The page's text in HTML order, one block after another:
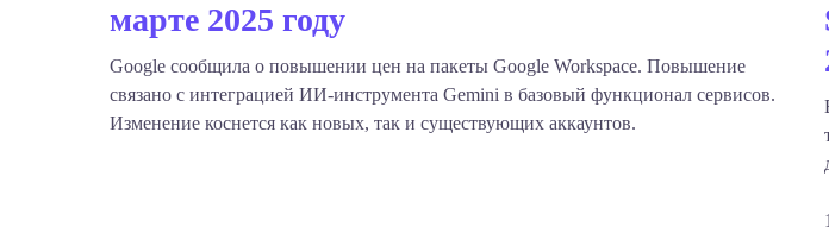
марте 2025 году
Google сообщила о повышении цен на пакеты Google Workspace. Повышение
связано с интеграцией ИИ-инструмента Gemini в базовый функционал сервисов.
Изменение коснется как новых, так и существующих аккаунтов.